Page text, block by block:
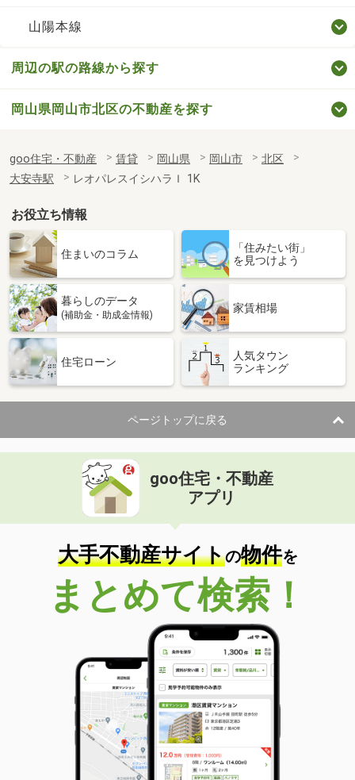
山陽本線
周辺の駅の路線から探す
岡山県岡山市北区の不動産を探す
goo住宅・不動産 賃貸 岡山県 岡山市
北区
大安寺駅
レオパレスイシハラＩ 1K
お役立ち情報
住まいのコラム
「住みたい街」
を見つけよう
暮らしのデータ
(補助金・助成金情報)
家賃相場
住宅ローン
人気タウン
ランキング
ページトップに戻る
goo住宅・不動産
アプリ
大手不動産サイトの物件を
まとめて検索！